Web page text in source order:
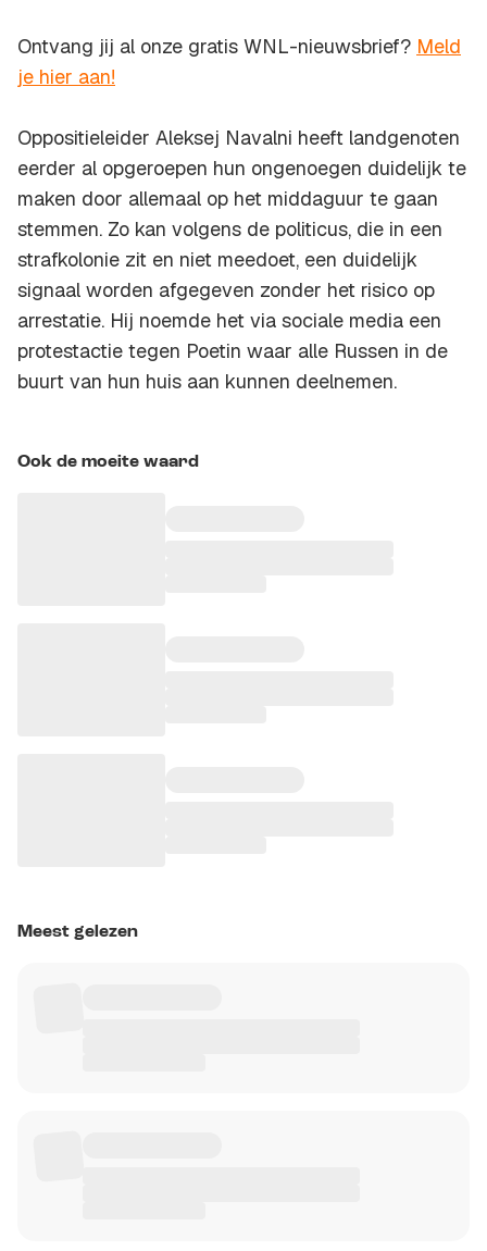
Ontvang jij al onze gratis WNL-nieuwsbrief? Meld
je hier aan!
Oppositieleider Aleksej Navalni heeft landgenoten
eerder al opgeroepen hun ongenoegen duidelijk te
maken door allemaal op het middaguur te gaan
stemmen. Zo kan volgens de politicus, die in een
strafkolonie zit en niet meedoet, een duidelijk
signaal worden afgegeven zonder het risico op
arrestatie. Hij noemde het via sociale media een
protestactie tegen Poetin waar alle Russen in de
buurt van hun huis aan kunnen deelnemen.
Ook de moeite waard
Meest gelezen